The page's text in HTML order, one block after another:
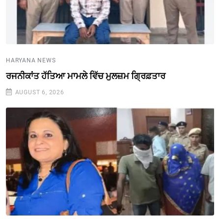
HARYANA NEWS
ਰਜਨੀਕਾਂਤ ਹੱਤਿਆ ਮਾਮਲੇ ਵਿੱਚ ਮੁਲਜ਼ਮ ਗ੍ਰਿਫ਼ਤਾਰ
AUGUST 6, 2026